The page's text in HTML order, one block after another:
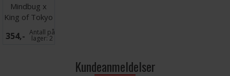
Mindbug x
King of Tokyo
Kortspill
354,- Antall på
lager:2
Kundeanmeldelser